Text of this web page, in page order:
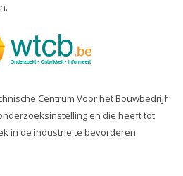
Centrum Voor het Bouwbedrijf
en die heeft tot
in de industrie te bevorderen.